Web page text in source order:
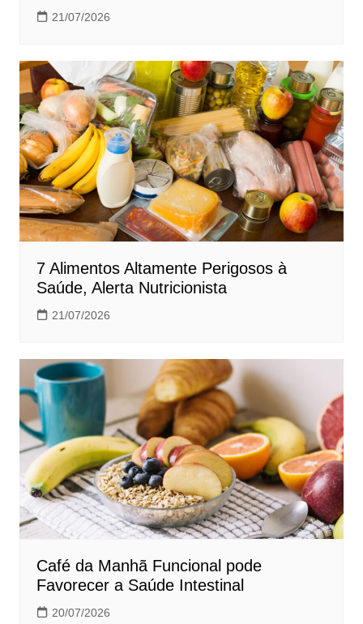
21/07/2026
7 Alimentos Altamente Perigosos à
Saúde, Alerta Nutricionista
21/07/2026
Café da Manhã Funcional pode
Favorecer a Saúde Intestinal
20/07/2026